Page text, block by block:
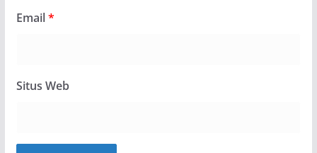
Email*
Situs Web